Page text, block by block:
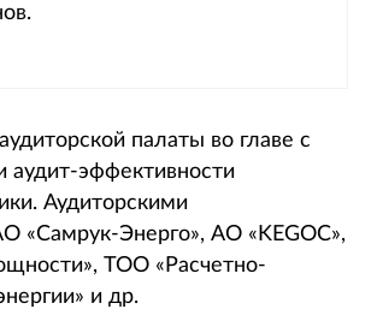
палаты во главе с
эффективности
Аудиторскими
«Самрук-Энерго», АО «KEGOC»,
ТОО «Расчетно-
и др.